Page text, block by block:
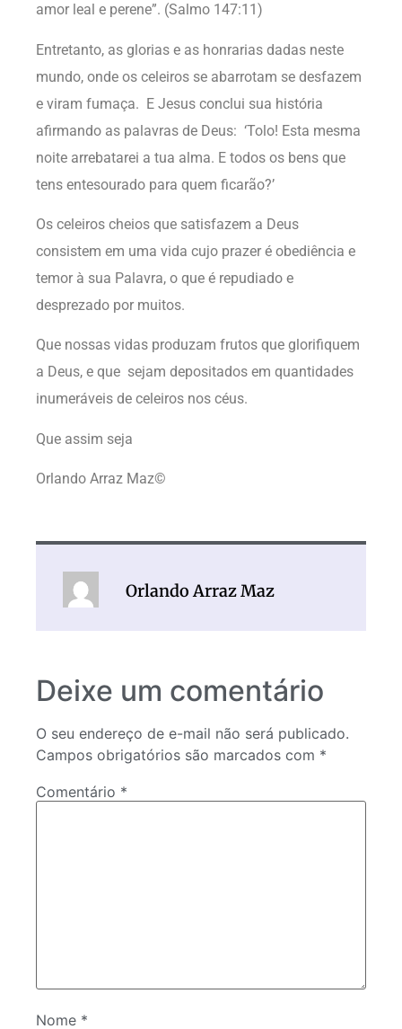
amor leal e perene”. (Salmo 147:11)
Entretanto, as glorias e as honrarias dadas neste
mundo, onde os celeiros se abarrotam se desfazem
e viram fumaça. E Jesus conclui sua história
afirmando as palavras de Deus: ‘Tolo! Esta mesma
noite arrebatarei a tua alma. E todos os bens que
tens entesourado para quem ficarão?’
Os celeiros cheios que satisfazem a Deus
consistem em uma vida cujo prazer é obediência e
temor à sua Palavra, o que é repudiado e
desprezado por muitos.
Que nossas vidas produzam frutos que glorifiquem
a Deus, e que sejam depositados em quantidades
inumeráveis de celeiros nos céus.
Que assim seja
Orlando Arraz Maz©
Orlando Arraz Maz
Deixe um comentário
O seu endereço de e-mail não será publicado.
Campos obrigatórios são marcados com *
Comentário *
Nome *